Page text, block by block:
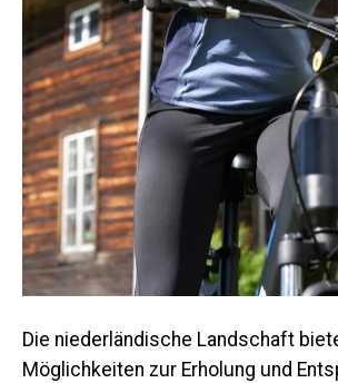
Die niederländische Landschaft
Möglichkeiten zur Erholung und